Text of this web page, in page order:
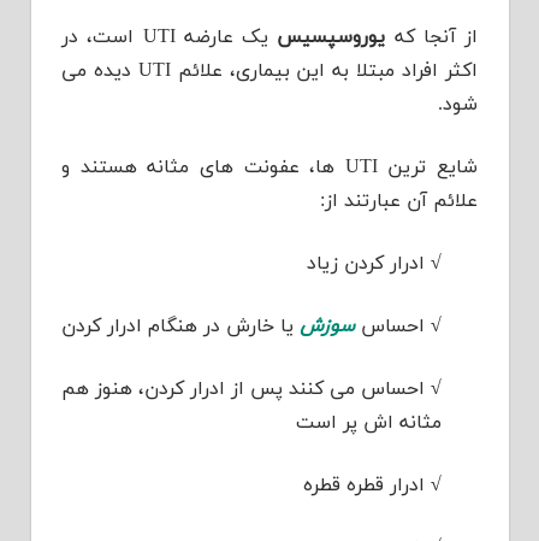
از آنجا که یوروسپسیس
یک عارضه UTI است، در
اکثر افراد مبتلا به این بیماری، علائم UTI دیده می
شود.
شایع ترین UTI ها، عفونت های مثانه هستند و
علائم آن عبارتند از:
√ ادرار کردن زیاد
√ احساسسوزش یا خارش در هنگام ادرار کردن
√ احساس می کنند پس از ادرار کردن، هنوز هم
مثانه اش پر است
√ ادرار قطره قطره